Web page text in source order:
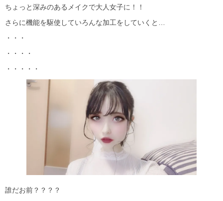
ちょっと深みのあるメイクで大人女子に！！
さらに機能を駆使していろんな加工をしていくと…
・・・
・・・・
・・・・・
誰だお前？？？？